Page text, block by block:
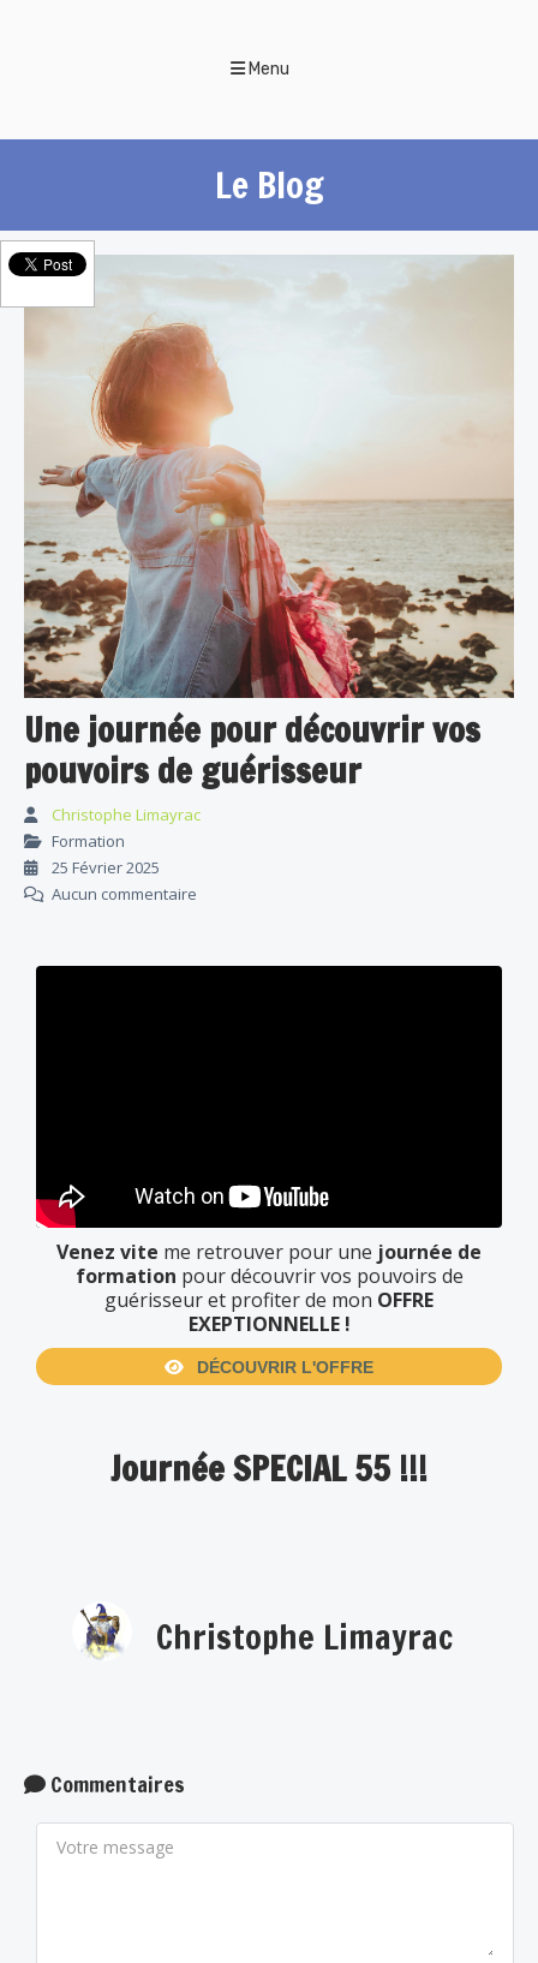
Menu
Le Blog
Une journée pour découvrir vos
pouvoirs de guérisseur
Christophe Limayrac
Formation
25 Février 2025
Aucun commentaire
Venez vite me retrouver pour une journée de
formation pour découvrir vos pouvoirs de
guérisseur et profiter de mon OFFRE
EXEPTIONNELLE !
DÉCOUVRIR L'OFFRE
Journée SPECIAL 55 !!!
Christophe Limayrac
Commentaires